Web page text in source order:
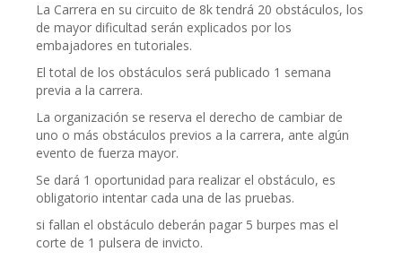
La Carrera en su circuito de 8k tendrá 20 obstáculos, los
de mayor dificultad serán explicados por los
embajadores en tutoriales.
El total de los obstáculos será publicado 1 semana
previa a la carrera.
La organización se reserva el derecho de cambiar de
uno o más obstáculos previos a la carrera, ante algún
evento de fuerza mayor.
Se dará 1 oportunidad para realizar el obstáculo, es
obligatorio intentar cada una de las pruebas.
si fallan el obstáculo deberán pagar 5 burpes mas el
corte de 1 pulsera de invicto.